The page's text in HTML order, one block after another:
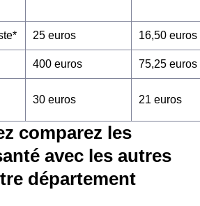
25 euros 16,50 euros
400 euros 75,25 euros
30 euros 21 euros
comparez les
avec les autres
département